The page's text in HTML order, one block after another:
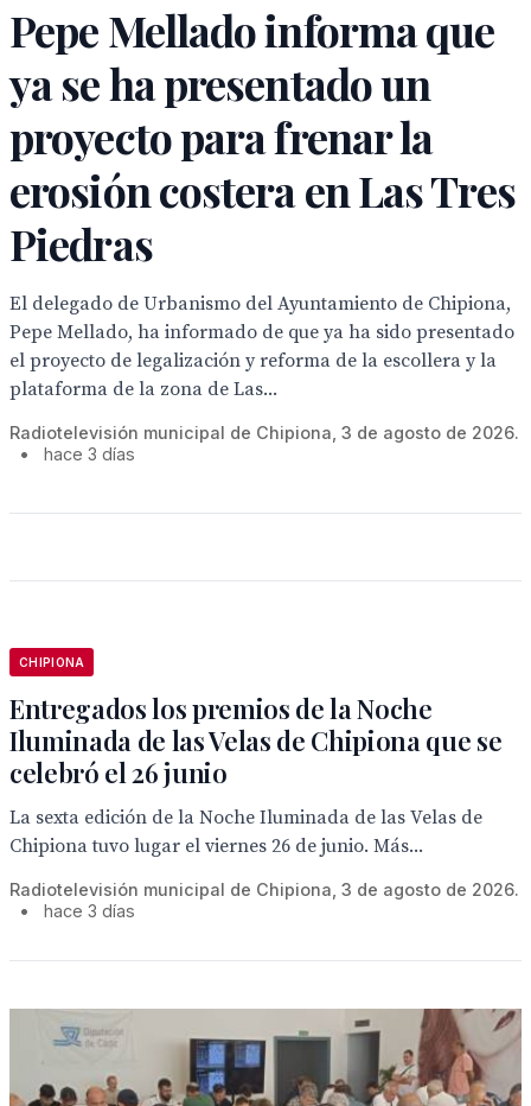
Pepe Mellado informa que
ya se ha presentado un
proyecto para frenar la
erosión costera en Las Tres
Piedras
El delegado de Urbanismo del Ayuntamiento de Chipiona,
Pepe Mellado, ha informado de que ya ha sido presentado
el proyecto de legalización y reforma de la escollera y la
plataforma de la zona de Las...
Radiotelevisión municipal de Chipiona, 3 de agosto de 2026.
•
hace 3 días
CHIPIONA
Entregados los premios de la Noche
Iluminada de las Velas de Chipiona que se
celebró el 26 junio
La sexta edición de la Noche Iluminada de las Velas de
Chipiona tuvo lugar el viernes 26 de junio. Más...
Radiotelevisión municipal de Chipiona, 3 de agosto de 2026.
•
hace 3 días